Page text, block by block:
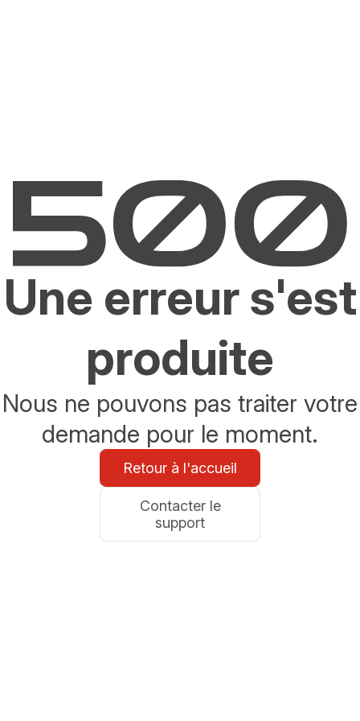
Une erreur s'est
produite
Nous ne pouvons pas traiter votre
demande pour le moment.
Retour à l'accueil
Contacter le
support